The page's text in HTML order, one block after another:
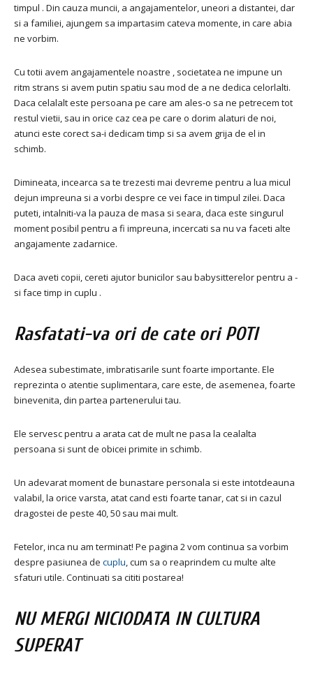
timpul . Din cauza muncii, a angajamentelor, uneori a distantei, dar
si a familiei, ajungem sa impartasim cateva momente, in care abia
ne vorbim.
Cu totii avem angajamentele noastre , societatea ne impune un
ritm strans si avem putin spatiu sau mod de a ne dedica celorlalti.
Daca celalalt este persoana pe care am ales-o sa ne petrecem tot
restul vietii, sau in orice caz cea pe care o dorim alaturi de noi,
atunci este corect sa-i dedicam timp si sa avem grija de el in
schimb.
Dimineata, incearca sa te trezesti mai devreme pentru a lua micul
dejun impreuna si a vorbi despre ce vei face in timpul zilei. Daca
puteti, intalniti-va la pauza de masa si seara, daca este singurul
moment posibil pentru a fi impreuna, incercati sa nu va faceti alte
angajamente zadarnice.
Daca aveti copii, cereti ajutor bunicilor sau babysitterelor pentru a -
si face timp in cuplu .
Rasfatati-va ori de cate ori POTI
Adesea subestimate, imbratisarile sunt foarte importante. Ele
reprezinta o atentie suplimentara, care este, de asemenea, foarte
binevenita, din partea partenerului tau.
Ele servesc pentru a arata cat de mult ne pasa la cealalta
persoana si sunt de obicei primite in schimb.
Un adevarat moment de bunastare personala si este intotdeauna
valabil, la orice varsta, atat cand esti foarte tanar, cat si in cazul
dragostei de peste 40, 50 sau mai mult.
Fetelor, inca nu am terminat! Pe pagina 2 vom continua sa vorbim
despre pasiunea de cuplu, cum sa o reaprindem cu multe alte
sfaturi utile. Continuati sa cititi postarea!
NU MERGI NICIODATA IN CULTURA
SUPERAT